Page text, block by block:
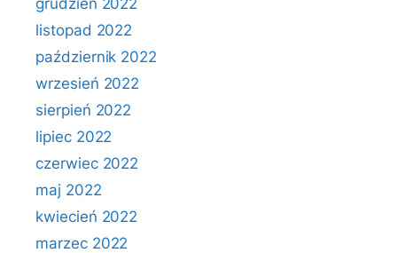
grudzień 2022
listopad 2022
październik 2022
wrzesień 2022
sierpień 2022
lipiec 2022
czerwiec 2022
maj 2022
kwiecień 2022
marzec 2022